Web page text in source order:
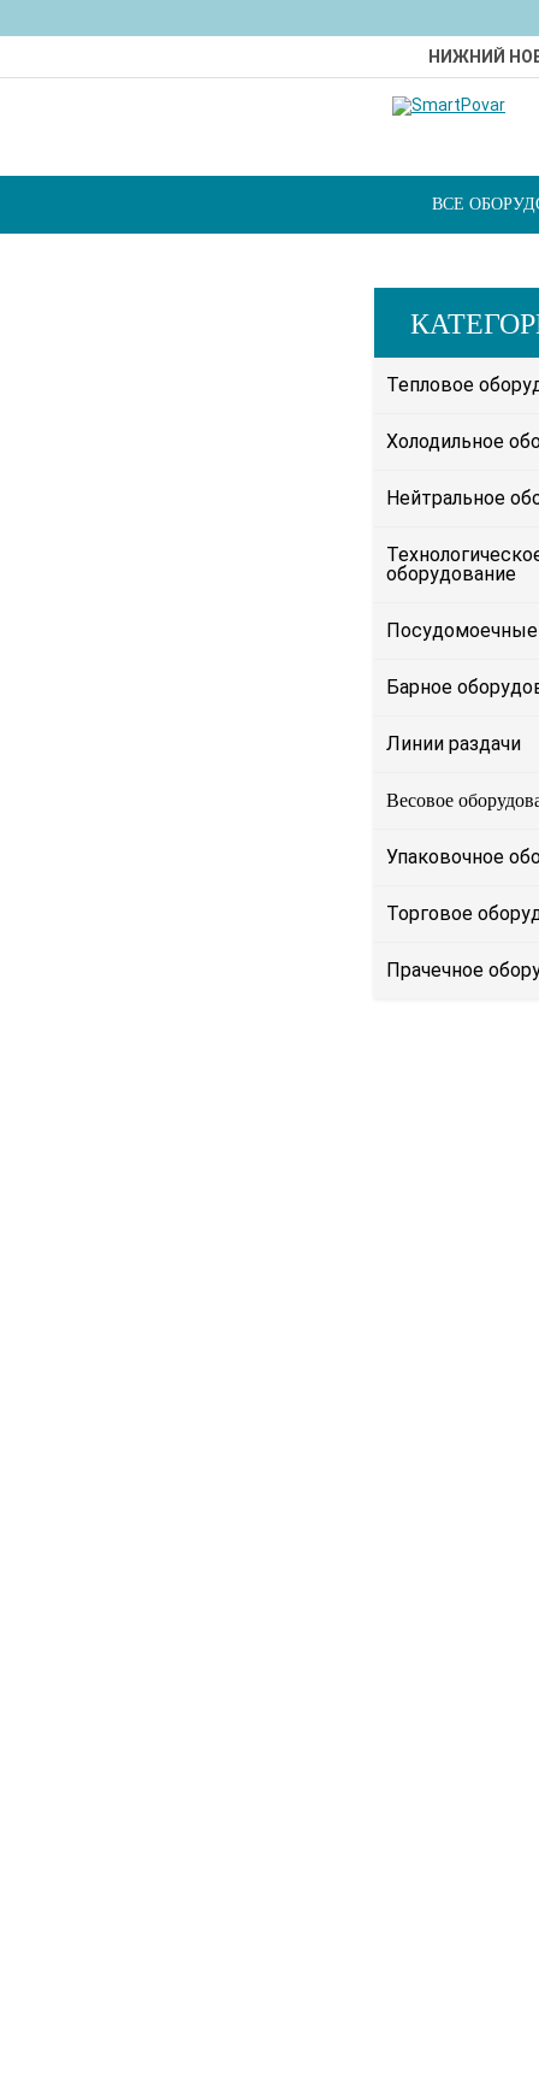
НИЖНИЙ
ВСЕ
Тепловое
Холодильное
Нейтральное
оборудование
Барное
Линии раздачи
Весовое
Упаковочное
Торговое
Прачечное